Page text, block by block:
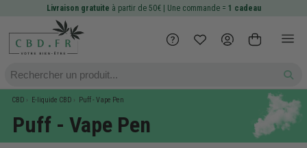
Livraison gratuite à partir de 50€ | Une commande = 1 cadeau
CBD E-liquide CBD Puff - Vape Pen
Puff - Vape Pen